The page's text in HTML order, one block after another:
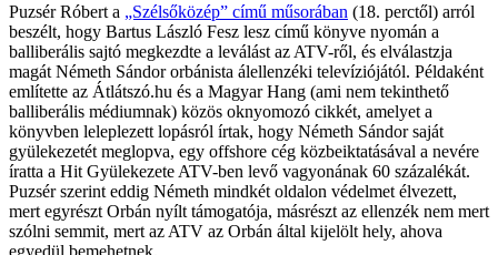
Puzsér Róbert a „Szélsőközép” című műsorában (18. perctől) arról
beszélt, hogy Bartus László Fesz lesz című könyve nyomán a
balliberális sajtó megkezdte a leválást az ATV-ről, és elválastzja
magát Németh Sándor orbánista álellenzéki televíziójától. Példaként
említette az Átlátszó.hu és a Magyar Hang (ami nem tekinthető
balliberális médiumnak) közös oknyomozó cikkét, amelyet a
könyvben leleplezett lopásról írtak, hogy Németh Sándor saját
gyülekezetét meglopva, egy offshore cég közbeiktatásával a nevére
íratta a Hit Gyülekezete ATV-ben levő vagyonának 60 százalékát.
Puzsér szerint eddig Németh mindkét oldalon védelmet élvezett,
mert egyrészt Orbán nyílt támogatója, másrészt az ellenzék nem mert
szólni semmit, mert az ATV az Orbán által kijelölt hely, ahova
egyedül bemehetnek.